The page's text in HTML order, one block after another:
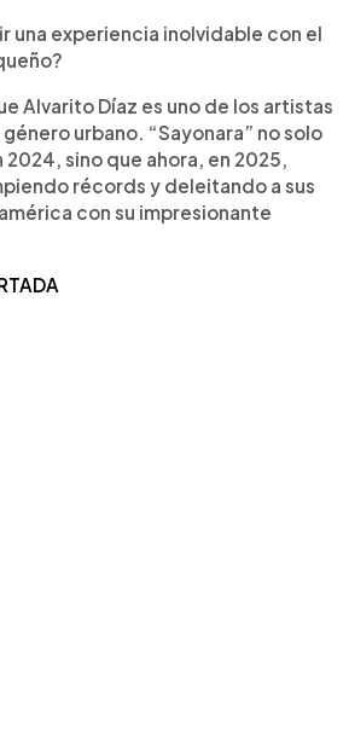
una experiencia inolvidable con el
Alvarito Díaz es uno de los artistas
urbano. “Sayonara” no solo
2024, sino que ahora, en 2025,
récords y deleitando a sus
con su impresionante